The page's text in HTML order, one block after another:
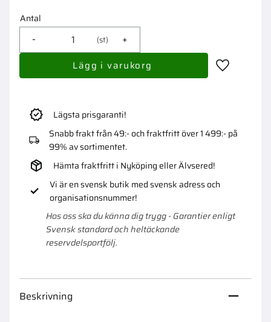
Antal
st +
-
Lägg till i
Lägsta prisgaranti!
Snabb frakt från 49:- och fraktfritt över 1 499:- på
99% av sortimentet.
Hämta fraktfritt i Nyköping eller Älvsered!
Vi är en svensk butik med svensk adress och
organisationsnummer!
Hos oss ska du känna dig trygg - Garantier enligt
Svensk standard och heltäckande
reservdelsportfölj.
Beskrivning